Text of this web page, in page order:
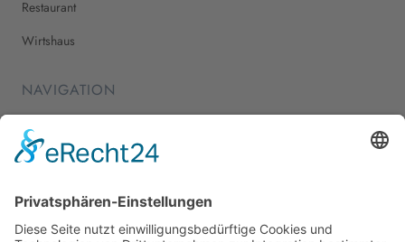
Restaurant
Wirtshaus
NAVIGATION
Home
Essen & Trinken
Shopping
Stadtleben